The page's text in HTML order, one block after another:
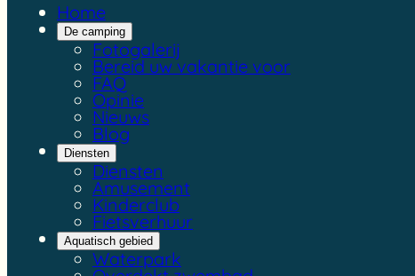
Home
De camping
Fotogalerij
Bereid uw vakantie voor
FAQ
Opinie
Nieuws
Blog
Diensten
Diensten
Amusement
Kinderclub
Fietsverhuur
Aquatisch gebied
Waterpark